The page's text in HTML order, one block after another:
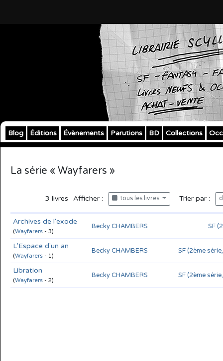
Blog Éditions Évènements Parutions BD Collections
La série « Wayfarers »
3 livres Afficher : tous les livres Trier par :
Archives de l'exode
(Wayfarers - 3)
Becky CHAMBERS SF
L'Espace d'un an
(Wayfarers - 1)
Becky CHAMBERS SF (2ème
Libration
(Wayfarers - 2)
Becky CHAMBERS SF (2ème